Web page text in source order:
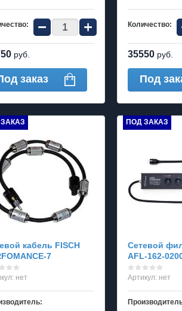
− +
руб.
заказ
Количество:
35550 руб.
Под
кабель FISCH
7
нет
ПОД ЗАКАЗ
Сетевой
AFL-162-
Артикул: нет